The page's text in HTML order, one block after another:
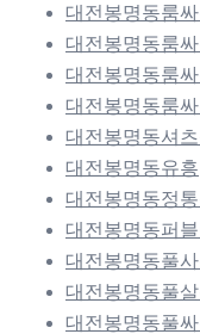
대전봉명동룸싸
대전봉명동룸
대전봉명동룸
대전봉명동룸싸
대전봉명동셔
대전봉명동유흥
대전봉명동정
대전봉명동퍼
대전봉명동풀
대전봉명동풀
대전봉명동풀